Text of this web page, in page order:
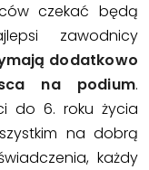
czekać będą
zawodnicy
dodatkowo
na podium.
do 6. roku życia
na dobrą
każdy